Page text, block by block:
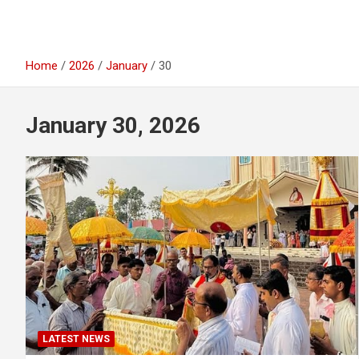
Home 2026 January 30
January 30, 2026
LATEST NEWS